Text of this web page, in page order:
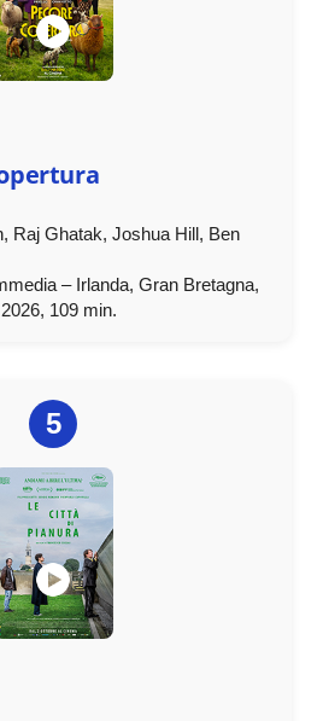
Raj Ghatak, Joshua Hill, Ben
– Irlanda, Gran Bretagna,
109 min.
5